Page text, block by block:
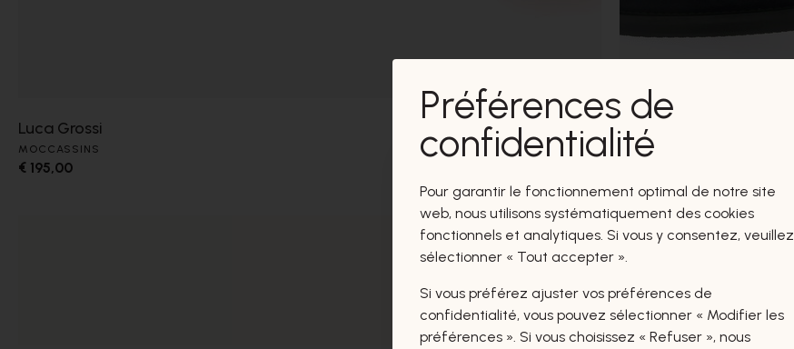
Luca Grossi
MOCCASSINS
€ 195,00
Luca Grossi
BOOTS
New Arrivals
Hello Spring
Préférences de
confidentialité
Pour garantir le fonctionnement optimal de notre site
web, nous utilisons systématiquement des cookies
fonctionnels et analytiques. Si vous y consentez, veuillez
sélectionner « Tout accepter ».
Si vous préférez ajuster vos préférences de
confidentialité, vous pouvez sélectionner « Modifier les
préférences ». Si vous choisissez « Refuser », nous